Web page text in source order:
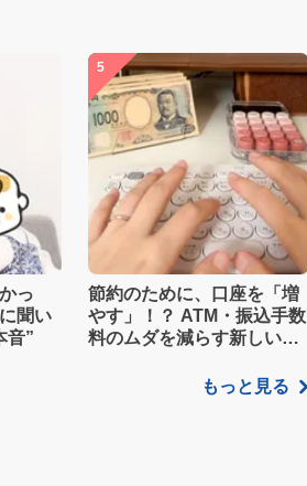
っ
聞い
音”
5
節約のために、口座を「増
やす」！？ ATM・振込手数
料のムダを減らす新しい家
もっと見る